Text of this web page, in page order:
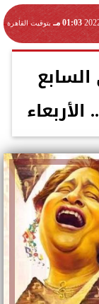
01:03 مـ بتوقيت القاهرة